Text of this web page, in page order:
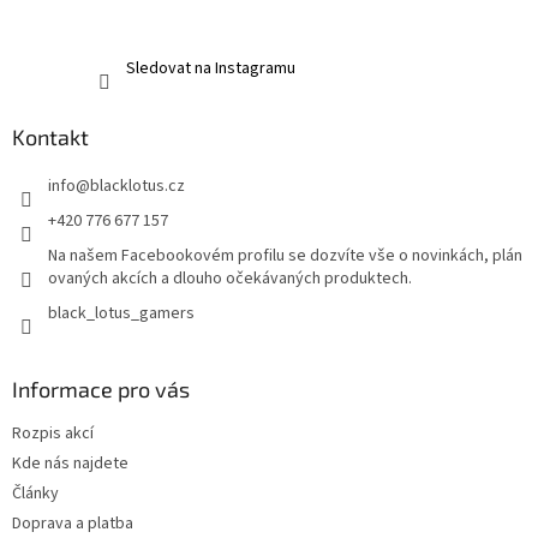
Sledovat na Instagramu
Kontakt
info@blacklotus.cz
+420 776 677 157
Na našem Facebookovém profilu se dozvíte vše o novinkách, plán
ovaných akcích a dlouho očekávaných produktech.
black_lotus_gamers
Informace pro vás
Rozpis akcí
Kde nás najdete
Články
Doprava a platba